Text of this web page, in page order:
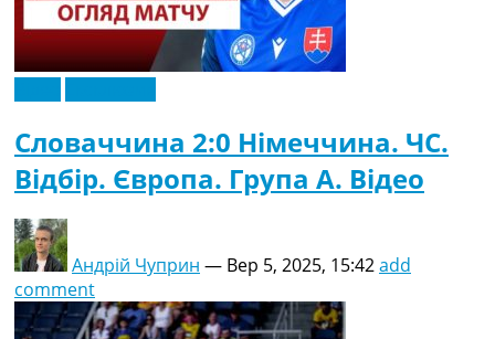
Словаччина 2:0 Німеччина. ЧC.
Відбір. Європа. Група A. Відео
Андрій Чуприн — Вер 5, 2025, 15:42add
comment